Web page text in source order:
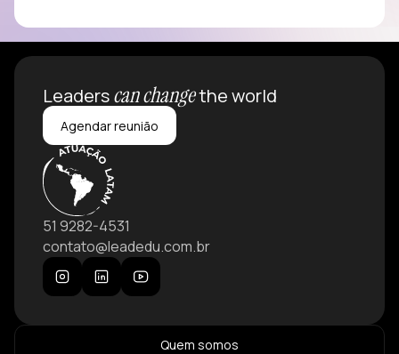
Leaderscan changethe world
Agendar reunião
51 9282-4531
contato@leadedu.com.br
Quem somos